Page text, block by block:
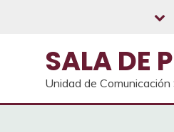
SALA DE
Unidad de Comunicación